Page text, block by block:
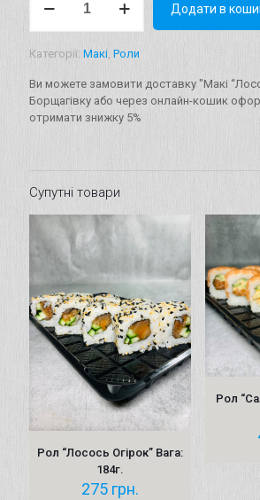
"Лосось"
кількість
Додати в
Категорії: Макі Роли
Ви можете замовити доставку "Макі
Борщагівку або через онлайн-кошик
отримати знижку 5%
Супутні товари
Рол “Лосось Огірок” Вага:
184г.
275 грн.
Рол